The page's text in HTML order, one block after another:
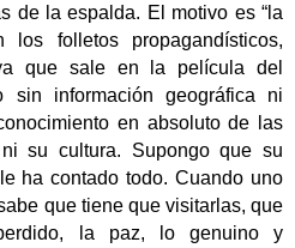
de la espalda. El motivo es “la
folletos propagandísticos,
que sale en la película del
sin información geográfica ni
en absoluto de las
su cultura. Supongo que su
ha contado todo. Cuando uno
que tiene que visitarlas, que
la paz, lo genuino y